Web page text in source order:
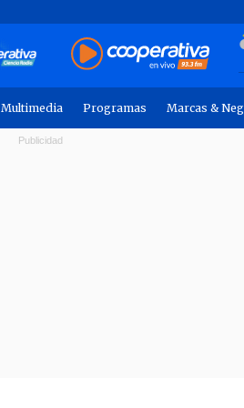
Multimedia Programas Marcas &